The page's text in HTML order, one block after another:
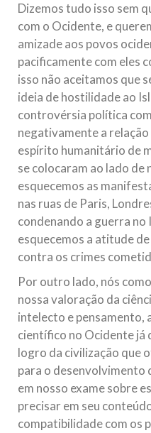
Dizemos tudo isso sem
com o Ocidente, e
amizade aos povos
pacificamente com eles
isso não aceitamos que
ideia de hostilidade ao
controvérsia política
negativamente a
espírito humanitário de
se colocaram ao lado de
esquecemos as
nas ruas de Paris,
condenando a guerra
esquecemos a atitude
contra os crimes
Por outro lado, nós
nossa valoração da
intelecto e pensamento,
científico no Ocidente já
logro da civilização que
para o desenvolvimento
em nosso exame sobre
precisar em seu
compatibilidade com os